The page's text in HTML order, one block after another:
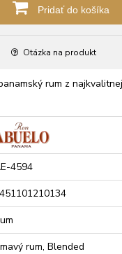
Pridať do košíka
Otázka na produkt
rum z
4594
rum, Blended